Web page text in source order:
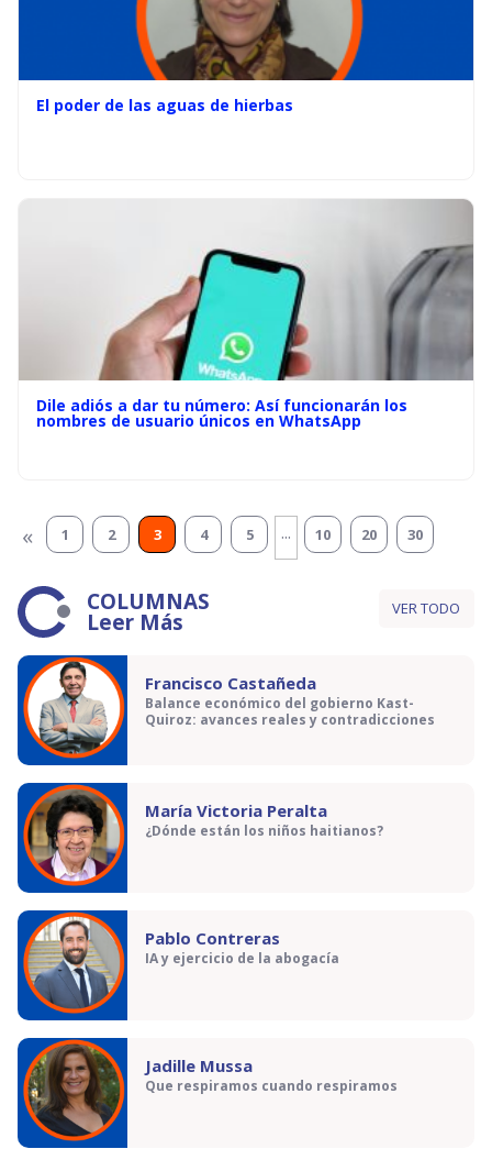
El poder de las aguas de hierbas
Dile adiós a dar tu número: Así funcionarán los
nombres de usuario únicos en WhatsApp
« 1 2 3 4 5 ... 10 20 30
COLUMNAS
Leer Más VER TODO
Francisco Castañeda
Balance económico del gobierno Kast-
Quiroz: avances reales y contradicciones
María Victoria Peralta
¿Dónde están los niños haitianos?
Pablo Contreras
IA y ejercicio de la abogacía
Jadille Mussa
Que respiramos cuando respiramos